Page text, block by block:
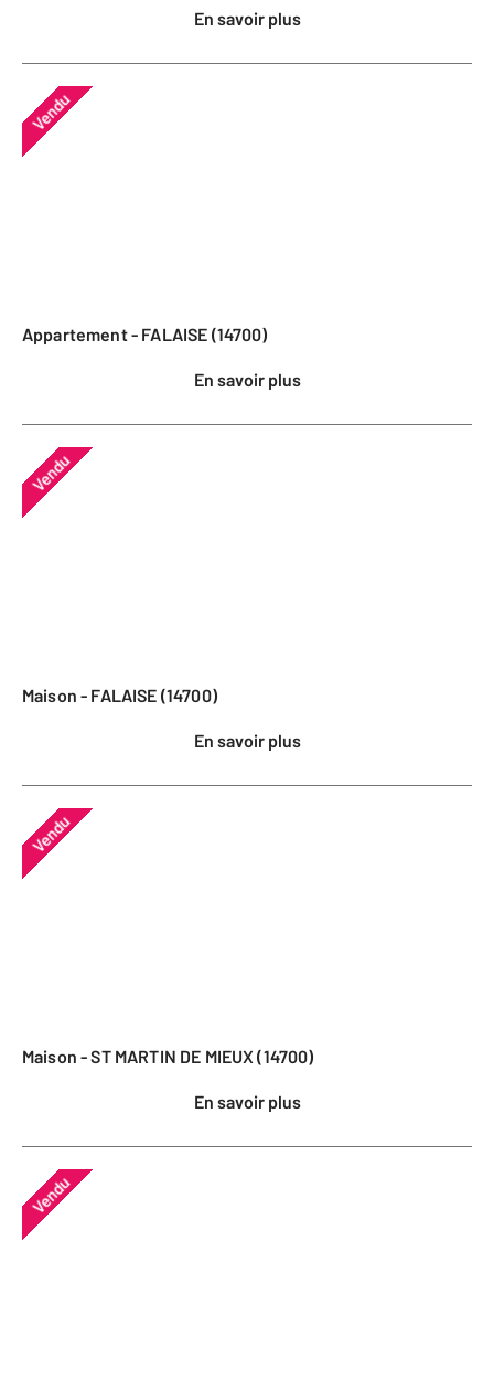
En savoir plus
Vendu
Appartement - FALAISE (14700)
En savoir plus
Vendu
Maison - FALAISE (14700)
En savoir plus
Vendu
Maison - ST MARTIN DE MIEUX (14700)
En savoir plus
Vendu